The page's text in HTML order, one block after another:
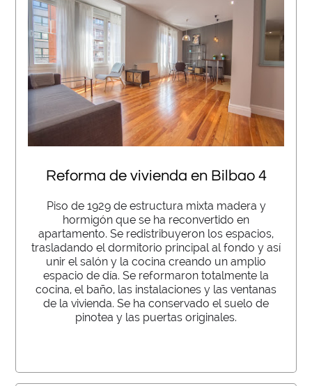
Reforma de vivienda en Bilbao 4
Piso de 1929 de estructura mixta madera y
hormigón que se ha reconvertido en
apartamento. Se redistribuyeron los espacios,
trasladando el dormitorio principal al fondo y así
unir el salón y la cocina creando un amplio
espacio de día. Se reformaron totalmente la
cocina, el baño, las instalaciones y las ventanas
de la vivienda. Se ha conservado el suelo de
pinotea y las puertas originales.